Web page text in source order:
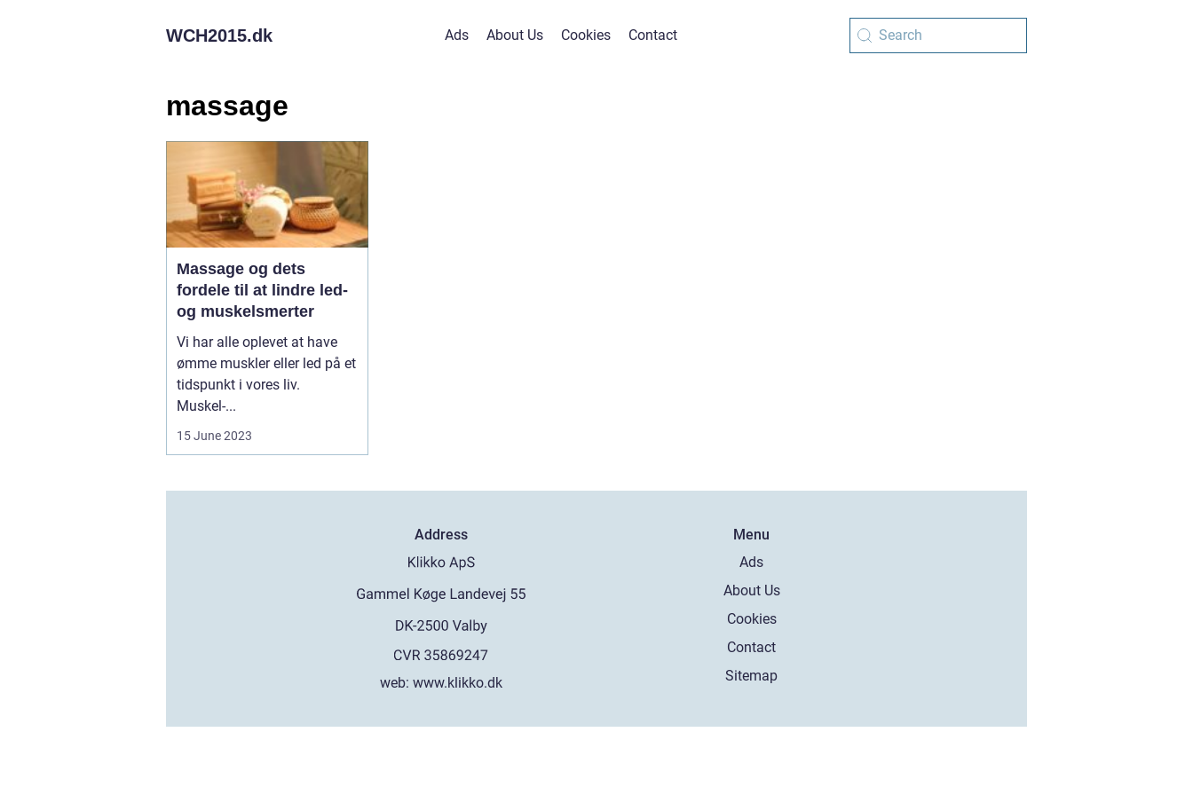
WCH2015.dk Ads About Us Cookies Contact
massage
Massage og dets
fordele til at lindre led-
og muskelsmerter
Vi har alle oplevet at have
ømme muskler eller led på et
tidspunkt i vores liv.
Muskel-...
15 June 2023
Address
web:www.klikko.dk
Menu
Ads
About Us
Cookies
Contact
Sitemap